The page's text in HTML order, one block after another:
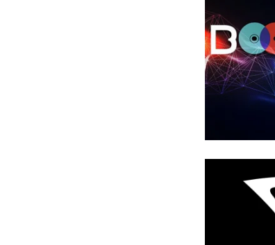
Volkswagen
su población?
Sheremetyevo